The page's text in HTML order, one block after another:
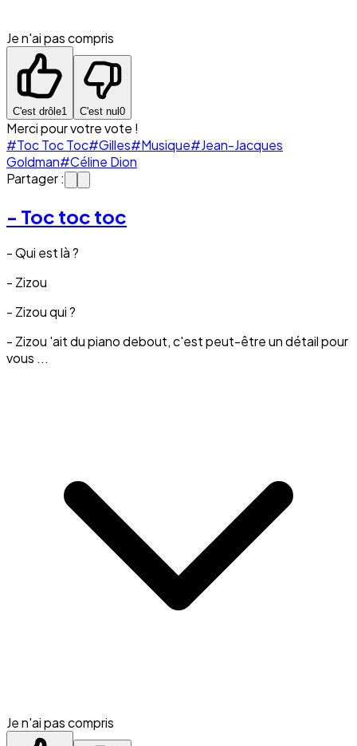
Je n'ai pas compris
C'est drôle1 C'est nul 0
Merci pour votre vote !
#Toc Toc Toc#Gilles#Musique#Jean-Jacques
Goldman#Céline Dion
Partager :
- Toc toc toc
- Qui est là ?
- Zizou
- Zizou qui ?
- Zizou 'ait du piano debout, c'est peut-être un détail pour
vous ...
Je n'ai pas compris